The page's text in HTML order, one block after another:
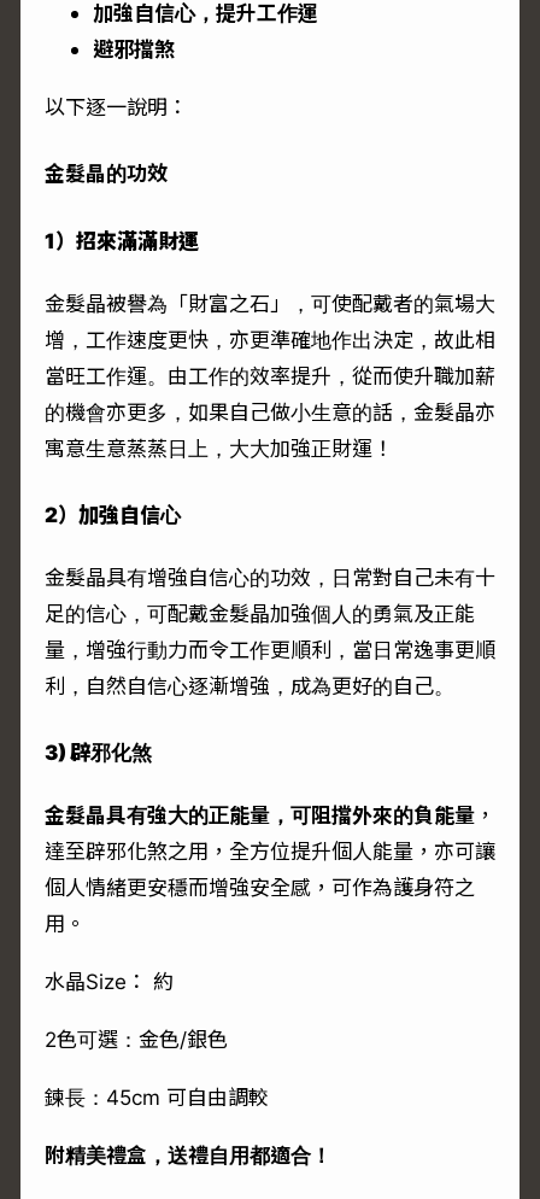
加強自信心，提升工作運
避邪擋煞
以下逐一說明：
金髮晶的功效
1）招來滿滿財運
金髮晶被譽為「財富之石」，可使配戴者的氣場大
增，工作速度更快，亦更準確地作出決定，故此相
當旺工作運。由工作的效率提升，從而使升職加薪
的機會亦更多，如果自己做小生意的話，金髮晶亦
寓意生意蒸蒸日上，大大加強正財運！
2）加強自信心
金髮晶具有增強自信心的功效，日常對自己未有十
足的信心，可配戴金髮晶加強個人的勇氣及正能
量，增強行動力而令工作更順利，當日常逸事更順
利，自然自信心逐漸增強，成為更好的自己。
3) 辟邪化煞
金髮晶具有強大的正能量，可阻擋外來的負能量 ，
達至辟邪化煞之用，全方位提升個人能量，亦可讓
個人情緒更安穩而增強安全感，可作為護身符之
用。
水晶Size： 約
2色可選：金色/銀色
鍊長：45cm 可自由調較
附精美禮盒，送禮自用都適合！